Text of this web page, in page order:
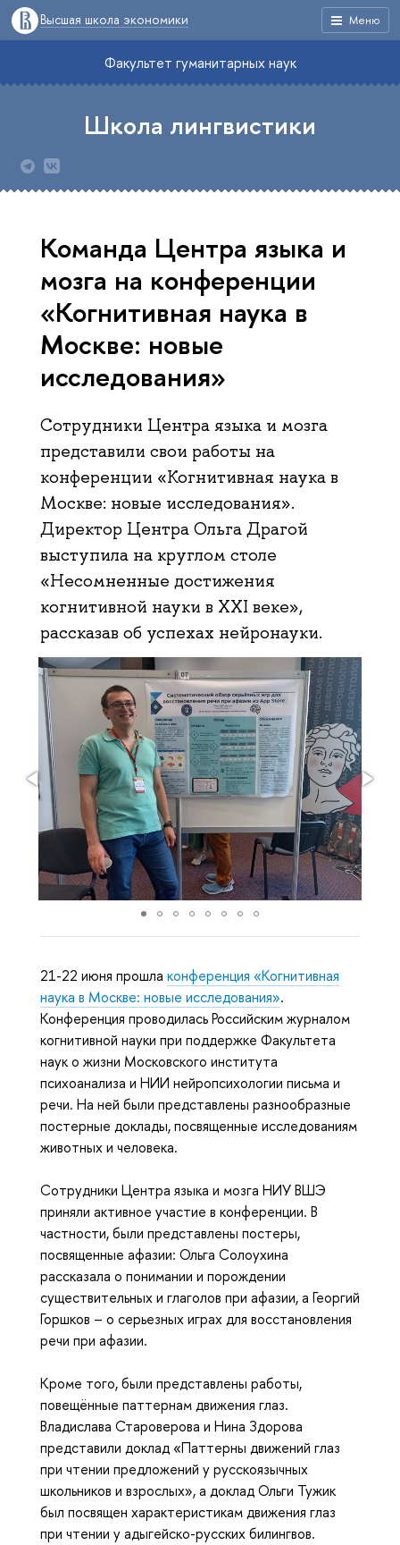
Меню
Высшая школа экономики
Факультет гуманитарных наук
Школа лингвистики
Команда Центра языка и
мозга на конференции
«Когнитивная наука в
Москве: новые
исследования»
Сотрудники Центра языка и мозга
представили свои работы на
конференции «Когнитивная наука в
Москве: новые исследования».
Директор Центра Ольга Драгой
выступила на круглом столе
«Несомненные достижения
когнитивной науки в XXI веке»,
рассказав об успехах нейронауки.
21-22 июня прошла конференция «Когнитивная
наука в Москве: новые исследования».
Конференция проводилась Российским журналом
когнитивной науки при поддержке Факультета
наук о жизни Московского института
психоанализа и НИИ нейропсихологии письма и
речи. На ней были представлены разнообразные
постерные доклады, посвященные исследованиям
животных и человека.
Сотрудники Центра языка и мозга НИУ ВШЭ
приняли активное участие в конференции. В
частности, были представлены постеры,
посвященные афазии: Ольга Солоухина
рассказала о понимании и порождении
существительных и глаголов при афазии, а Георгий
Горшков – о серьезных играх для восстановления
речи при афазии.
Кроме того, были представлены работы,
повещённые паттернам движения глаз.
Владислава Староверова и Нина Здорова
представили доклад «Паттерны движений глаз
при чтении предложений у русскоязычных
школьников и взрослых», а доклад Ольги Тужик
был посвящен характеристикам движения глаз
при чтении у адыгейско-русских билингвов.